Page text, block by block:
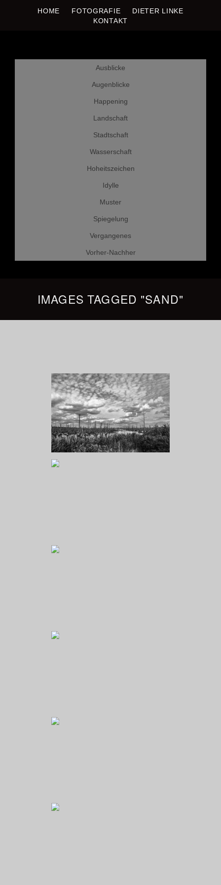
HOME FOTOGRAFIE
DIETER LINKE
KONTAKT
DIETER LINKE
Ausblicke
Augenblicke
Happening
Landschaft
Stadtschaft
Wasserschaft
Hoheitszeichen
Idylle
Muster
Spiegelung
Vergangenes
Vorher-Nachher
IMAGES TAGGED "SAND"